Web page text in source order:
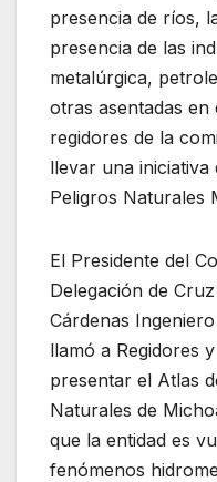
presencia de ríos,
presencia de las
metalúrgica,
otras asentadas
regidores de la
llevar una iniciativa
Peligros Naturales
El Presidente del
Delegación de
Cárdenas
llamó a Regidores
presentar el Atlas
Naturales de
que la entidad es
fenómenos